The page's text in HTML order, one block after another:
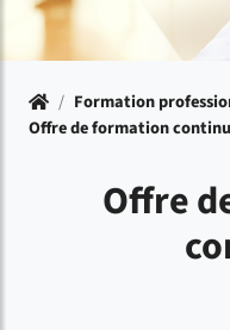
Accueil
/ Formation
Offre de formation
Offre